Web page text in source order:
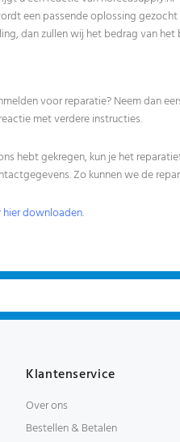
een passende oplossing
dan zullen wij het bedrag van
voor reparatie? Neem dan
met verdere instructies.
hebt gekregen, kun je het
Zo kunnen we de
downloaden.
Klantenservice
Over ons
Bestellen & Betalen